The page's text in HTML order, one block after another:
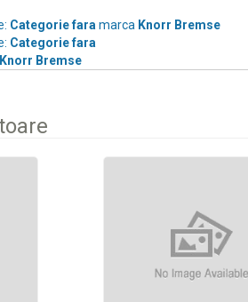
Categorie fara marca Knorr Bremse
Categorie fara
Knorr Bremse